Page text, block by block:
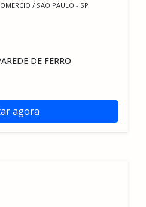
/ SÃO PAULO - SP
DE FERRO
agora